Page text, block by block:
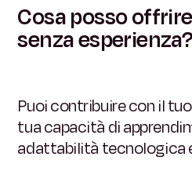
Cosa posso
senza esperienza?
Puoi contribuire con il
tua capacità di
adattabilità tecnologica